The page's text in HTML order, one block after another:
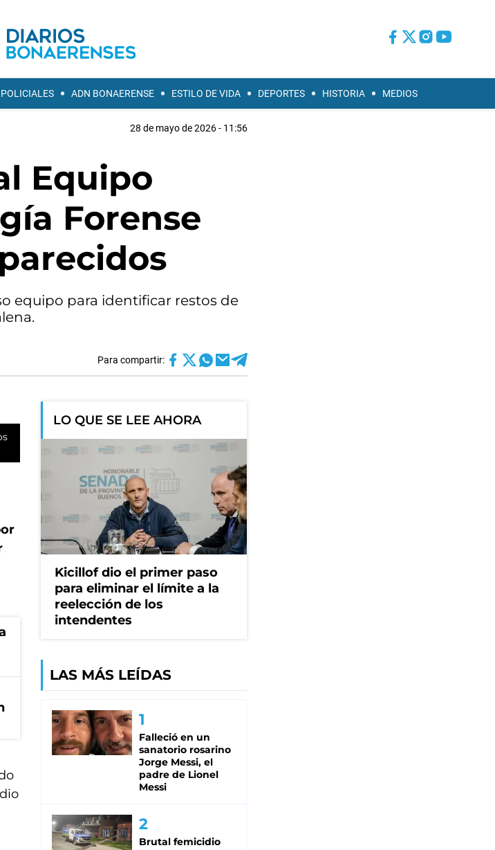
POLICIALES ADN BONAERENSE ESTILO DE VIDA DEPORTES HISTORIA MEDIOS
28 de mayo de 2026 - 11:56
Equipo
Forense
equipo para identificar restos de
Para compartir:
LO QUE SE LEE AHORA
Kicillof dio el primer paso
para eliminar el límite a la
reelección de los
intendentes
LAS MÁS LEÍDAS
Falleció en un
sanatorio rosarino
Jorge Messi, el
padre de Lionel
Messi
Brutal femicidio